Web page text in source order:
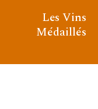
Les Vins
Médaillés